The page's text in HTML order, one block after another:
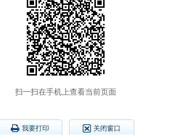
扫一扫在手机上查看当前页面
我要打印 关闭窗口